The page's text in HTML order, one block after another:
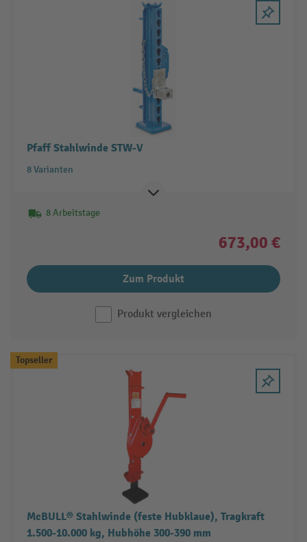
Pfaff Stahlwinde STW-V
8 Varianten
8 Arbeitstage
673,00 €
Zum Produkt
Produkt vergleichen
Topseller
McBULL® Stahlwinde (feste Hubklaue), Tragkraft
1.500-10.000 kg, Hubhöhe 300-390 mm